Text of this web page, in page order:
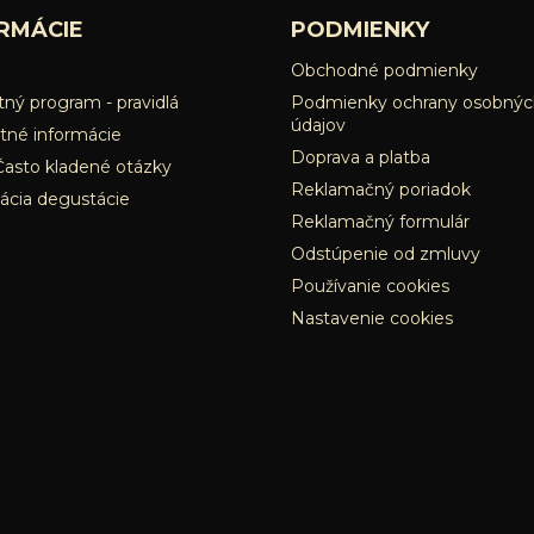
program - pravidlá
informácie
kladené otázky
degustácie
PODMIENKY
Obchodné podmienky
Podmienky ochrany
údajov
Doprava a platba
Reklamačný poriadok
Reklamačný formulár
Odstúpenie od zmluvy
Používanie cookies
Nastavenie cookies